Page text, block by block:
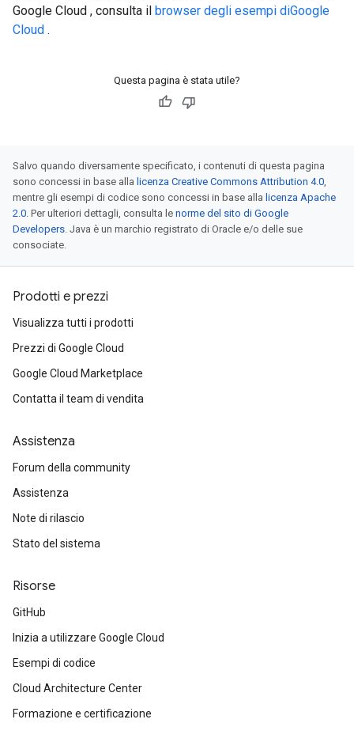
Google Cloud , consulta il browser degli esempi diGoogle
Cloud .
Questa pagina è stata utile?
Salvo quando diversamente specificato, i contenuti di questa pagina
sono concessi in base alla licenza Creative Commons Attribution 4.0,
mentre gli esempi di codice sono concessi in base alla licenza Apache
2.0. Per ulteriori dettagli, consulta le norme del sito di Google
Developers. Java è un marchio registrato di Oracle e/o delle sue
consociate.
Prodotti e prezzi
Visualizza tutti i prodotti
Prezzi di Google Cloud
Google Cloud Marketplace
Contatta il team di vendita
Assistenza
Forum della community
Assistenza
Note di rilascio
Stato del sistema
Risorse
GitHub
Inizia a utilizzare Google Cloud
Esempi di codice
Cloud Architecture Center
Formazione e certificazione